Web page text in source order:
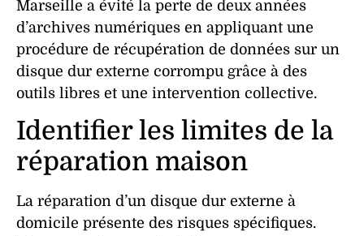
Marseille a évité la perte de deux années
d’archives numériques en appliquant une
procédure de récupération de données sur un
disque dur externe corrompu grâce à des
outils libres et une intervention collective.
Identifier les limites de la
réparation maison
La réparation d’un disque dur externe à
domicile présente des risques spécifiques.